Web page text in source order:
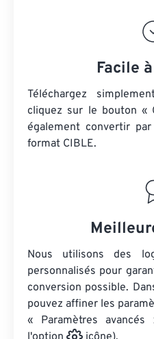
Facile
Téléchargez
cliquez sur le bouton «
également convertir
format CIBLE.
Nous utilisons des
personnalisés pour
conversion possible.
pouvez affiner les
« Paramètres